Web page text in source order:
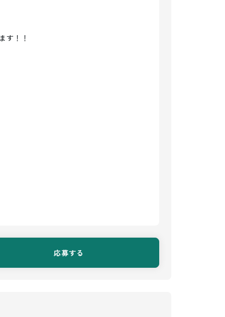
す！！
応募する